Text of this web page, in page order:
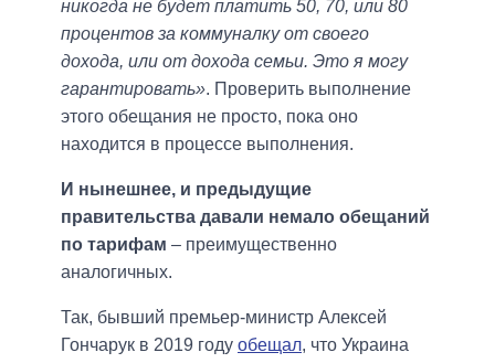
никогда не будет платить 50, 70, или 80
процентов за коммуналку от своего
дохода, или от дохода семьи. Это я могу
гарантировать». Проверить выполнение
этого обещания не просто, пока оно
находится в процессе выполнения.
И нынешнее, и предыдущие
правительства давали немало обещаний
по тарифам – преимущественно
аналогичных.
Так, бывший премьер-министр Алексей
Гончарук в 2019 году обещал, что Украина